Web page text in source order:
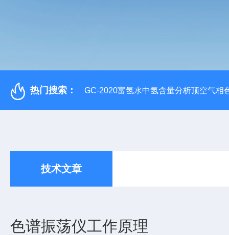
热门搜索： GC-2020富氢水中氢含量分析顶空气相
技术文章
色谱振荡仪工作原理